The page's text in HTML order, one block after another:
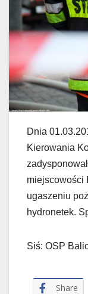
Dnia
Kierowania
miejscowości
ugaszeniu
hydronetek.
Siś: OSP
Share